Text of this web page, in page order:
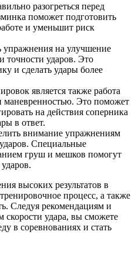
разогреться перед
поможет подготовить
и уменьшит риск
упражнения на улучшение
точности ударов. Это
и сделать удары более
является также работа
маневренностью. Это поможет
на действия соперника
в ответ.
внимание упражнениям
Специальные
груш и мешков помогут
высоких результатов в
процесс, а также
Следуя рекомендациям и
скорости удара, вы сможете
в соревнованиях и стать